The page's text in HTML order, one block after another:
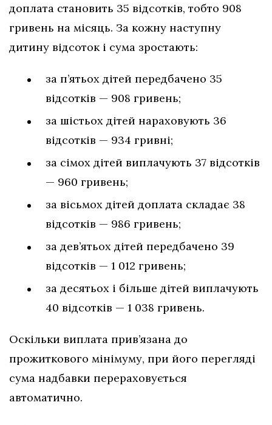
доплата становить 35 відсотків, тобто 908
гривень на місяць. За кожну наступну
дитину відсоток і сума зростають:
за п’ятьох дітей передбачено 35
відсотків — 908 гривень;
за шістьох дітей нараховують 36
відсотків — 934 гривні;
за сімох дітей виплачують 37 відсотків
— 960 гривень;
за вісьмох дітей доплата складає 38
відсотків — 986 гривень;
за дев’ятьох дітей передбачено 39
відсотків — 1 012 гривень;
за десятьох і більше дітей виплачують
40 відсотків — 1 038 гривень.
Оскільки виплата прив’язана до
прожиткового мінімуму, при його перегляді
сума надбавки перераховується
автоматично.